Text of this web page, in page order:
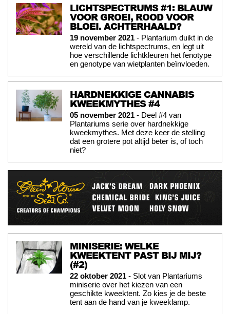
LICHTSPECTRUMS #1: BLAUW
VOOR GROEI, ROOD VOOR
BLOEI. ACHTERHAALD?
19 november 2021 - Plantarium duikt in de
wereld van de lichtspectrums, en legt uit
hoe verschillende lichtkleuren het fenotype
en genotype van wietplanten beïnvloeden.
HARDNEKKIGE CANNABIS
KWEEKMYTHES #4
05 november 2021 - Deel #4 van
Plantariums serie over hardnekkige
kweekmythes. Met deze keer de stelling
dat een grotere pot altijd beter is, of toch
niet?
MINISERIE: WELKE
KWEEKTENT PAST BIJ MIJ?
(#2)
22 oktober 2021 - Slot van Plantariums
miniserie over het kiezen van een
geschikte kweektent. Zo kies je de beste
tent aan de hand van je kweeklamp.